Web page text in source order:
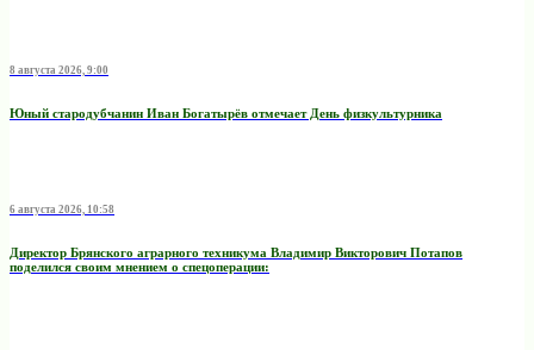
8 августа 2026, 9:00
Юный стародубчанин Иван Богатырёв отмечает День физкультурника
6 августа 2026, 10:58
Директор Брянского аграрного техникума Владимир Викторович Потапов
поделился своим мнением о спецоперации: